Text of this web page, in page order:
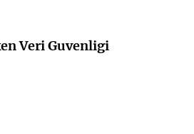
Veri Guvenligi